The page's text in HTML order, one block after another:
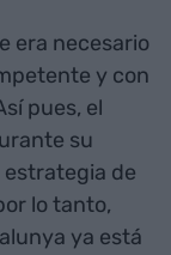
era necesario
y con
pues, el
su
de
lo tanto,
ya está